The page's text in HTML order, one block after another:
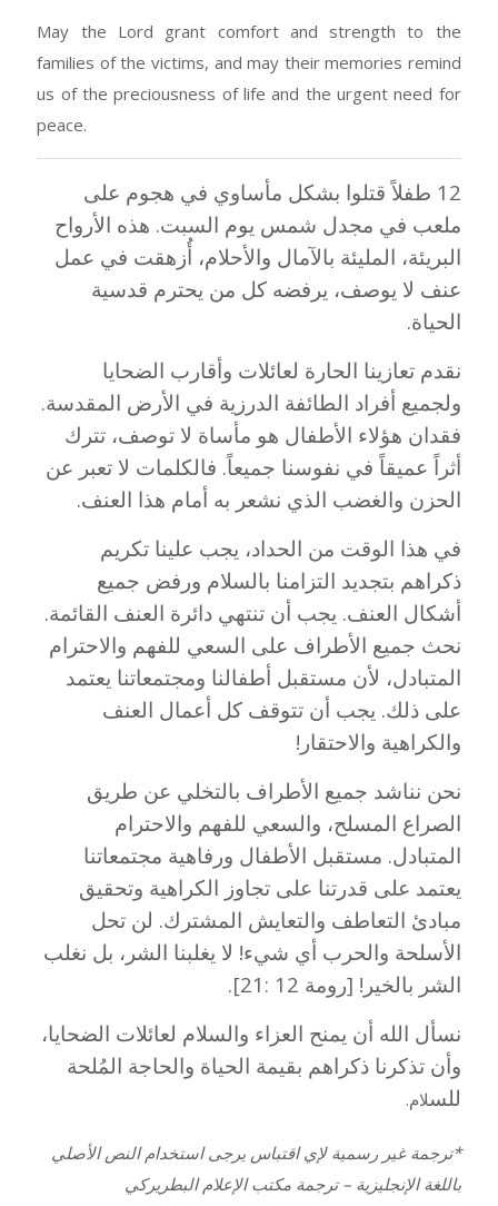
May the Lord grant comfort and strength to the
families of the victims, and may their memories remind
us of the preciousness of life and the urgent need for
peace.
12 طفلاً قتلوا بشكل مأساوي في هجوم على
ملعب في مجدل شمس يوم السبت. هذه الأرواح
البريئة، المليئة بالآمال والأحلام، أُزهقت في عمل
عنف لا يوصف، يرفضه كل من يحترم قدسية
الحياة.
نقدم تعازينا الحارة لعائلات وأقارب الضحايا
ولجميع أفراد الطائفة الدرزية في الأرض المقدسة.
فقدان هؤلاء الأطفال هو مأساة لا توصف، تترك
أثراً عميقاً في نفوسنا جميعاً. فالكلمات لا تعبر عن
الحزن والغضب الذي نشعر به أمام هذا العنف.
في هذا الوقت من الحداد، يجب علينا تكريم
ذكراهم بتجديد التزامنا بالسلام ورفض جميع
أشكال العنف. يجب أن تنتهي دائرة العنف القائمة.
نحث جميع الأطراف على السعي للفهم والاحترام
المتبادل، لأن مستقبل أطفالنا ومجتمعاتنا يعتمد
على ذلك. يجب أن تتوقف كل أعمال العنف
والكراهية والاحتقار!
نحن نناشد جميع الأطراف بالتخلي عن طريق
الصراع المسلح، والسعي للفهم والاحترام
المتبادل. مستقبل الأطفال ورفاهية مجتمعاتنا
يعتمد على قدرتنا على تجاوز الكراهية وتحقيق
مبادئ التعاطف والتعايش المشترك. لن تحل
الأسلحة والحرب أي شيء! لا يغلبنا الشر، بل نغلب
الشر بالخير! [رومة 12 :21].
نسأل الله أن يمنح العزاء والسلام لعائلات الضحايا،
وأن تذكرنا ذكراهم بقيمة الحياة والحاجة المُلحة
للسلام.
*ترجمة غير رسمية لإي اقتباس يرجى استخدام النص الأصلي
باللغة الإنجليزية – ترجمة مكتب الإعلام البطريركي